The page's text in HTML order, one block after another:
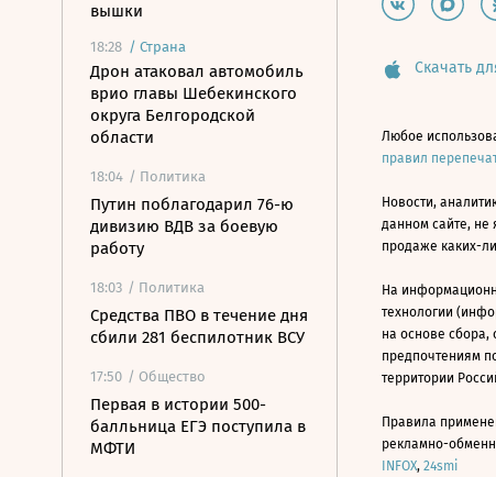
вышки
18:28 / Страна
Дрон атаковал автомобиль
врио главы Шебекинского
округа Белгородской
области
18:04 / Политика
Путин поблагодарил 76-ю
дивизию ВДВ за боевую
работу
18:03 / Политика
Средства ПВО в течение дня
сбили 281 беспилотник ВСУ
17:50 / Общество
Первая в истории 500-
балльница ЕГЭ поступила в
МФТИ
Скачать
Любое
правил
Новости,
данном сайте, не
продаже каких-
На
технологии
на основе сбора,
предпочтениям
территории
Правила
рекламно-
INFOX, 24smi